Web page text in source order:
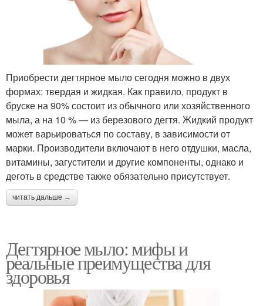
Приобрести дегтярное мыло сегодня можно в двух
формах: твердая и жидкая. Как правило, продукт в
бруске на 90% состоит из обычного или хозяйственного
мыла, а на 10 % — из березового дегтя. Жидкий продукт
может варьироваться по составу, в зависимости от
марки. Производители включают в него отдушки, масла,
витамины, загустители и другие компоненты, однако и
деготь в средстве также обязательно присутствует.
читать дальше →
Дегтярное мыло: мифы и
реальные преимущества для
здоровья